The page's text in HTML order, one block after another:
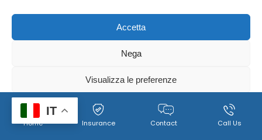
Accetta
Nega
Visualizza le preferenze
Cookie
Policy
Policy per il trattamento dei dati personali, immagini e
video
Home Insurance Contact Call Us
IT